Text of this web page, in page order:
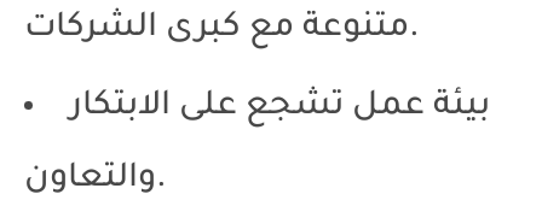
متنوعة مع كبرى الشركات.
بيئة عمل تشجع على الابتكار
والتعاون.